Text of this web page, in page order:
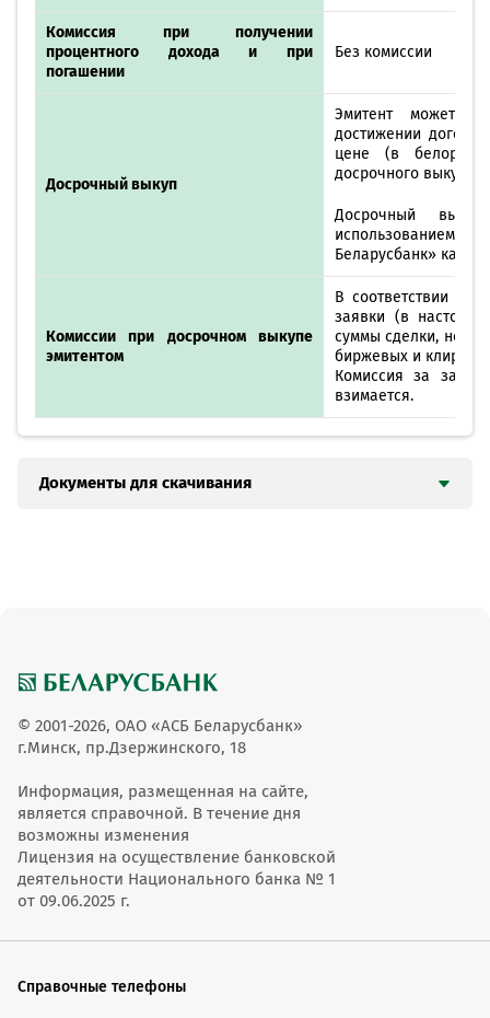
Комиссия при получении
процентного дохода и при
погашении
Без комиссии
Досрочный выкуп
Эмитент может
достижении
цене (в
досрочного выкупа.
Досрочный
Беларусбанк» как
Комиссии при досрочном выкупе
эмитентом
В соответствии с
заявки (в
суммы сделки, но не
биржевых и
Комиссия за
взимается.
Документы для скачивания
"ЕВРОТОРГ"
Изменения в проспект эмиссии 23-го выпуска ООО
"ЕВРОТОРГ"
Изменения в проспект эмиссии 23-го выпуска ООО
"ЕВРОТОРГ"
© 2001-2026, ОАО «АСБ Беларусбанк»
г.Минск, пр.Дзержинского, 18
Информация, размещенная на сайте,
является справочной. В течение дня
возможны изменения
Лицензия на осуществление банковской
деятельности Национального банка № 1
от 09.06.2025 г.
Справочные телефоны